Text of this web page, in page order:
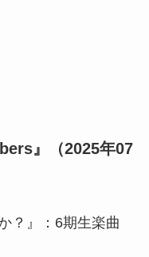
』（2025年07
？』：6期生楽曲